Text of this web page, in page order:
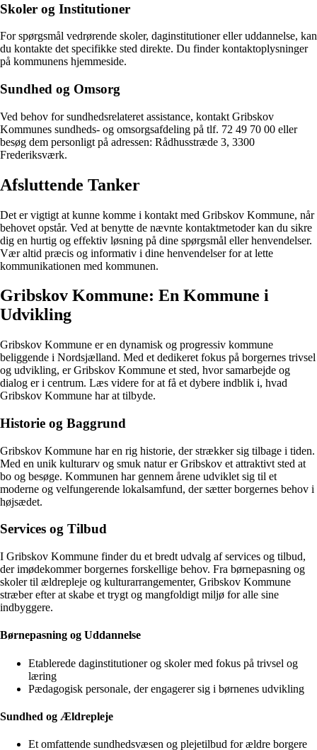
Skoler og Institutioner
For spørgsmål vedrørende skoler, daginstitutioner eller uddannelse, kan
du kontakte det specifikke sted direkte. Du finder kontaktoplysninger
på kommunens hjemmeside.
Sundhed og Omsorg
Ved behov for sundhedsrelateret assistance, kontakt Gribskov
Kommunes sundheds- og omsorgsafdeling på tlf. 72 49 70 00 eller
besøg dem personligt på adressen: Rådhusstræde 3, 3300
Frederiksværk.
Afsluttende Tanker
Det er vigtigt at kunne komme i kontakt med Gribskov Kommune, når
behovet opstår. Ved at benytte de nævnte kontaktmetoder kan du sikre
dig en hurtig og effektiv løsning på dine spørgsmål eller henvendelser.
Vær altid præcis og informativ i dine henvendelser for at lette
kommunikationen med kommunen.
Gribskov Kommune: En Kommune i
Udvikling
Gribskov Kommune er en dynamisk og progressiv kommune
beliggende i Nordsjælland. Med et dedikeret fokus på borgernes trivsel
og udvikling, er Gribskov Kommune et sted, hvor samarbejde og
dialog er i centrum. Læs videre for at få et dybere indblik i, hvad
Gribskov Kommune har at tilbyde.
Historie og Baggrund
Gribskov Kommune har en rig historie, der strækker sig tilbage i tiden.
Med en unik kulturarv og smuk natur er Gribskov et attraktivt sted at
bo og besøge. Kommunen har gennem årene udviklet sig til et
moderne og velfungerende lokalsamfund, der sætter borgernes behov i
højsædet.
Services og Tilbud
I Gribskov Kommune finder du et bredt udvalg af services og tilbud,
der imødekommer borgernes forskellige behov. Fra børnepasning og
skoler til ældrepleje og kulturarrangementer, Gribskov Kommune
stræber efter at skabe et trygt og mangfoldigt miljø for alle sine
indbyggere.
Børnepasning og Uddannelse
Etablerede daginstitutioner og skoler med fokus på trivsel og
læring
Pædagogisk personale, der engagerer sig i børnenes udvikling
Sundhed og Ældrepleje
Et omfattende sundhedsvæsen og plejetilbud for ældre borgere